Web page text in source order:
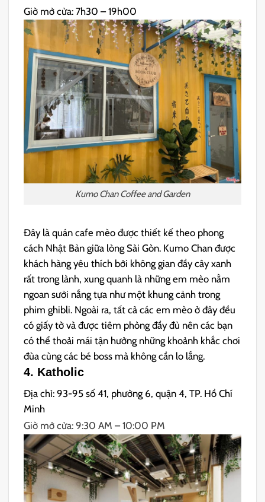
Giờ mở cửa: 7h30 – 19h00
Kumo Chan Coffee and Garden
Đây là quán cafe mèo được thiết kế theo phong
cách Nhật Bản giữa lòng Sài Gòn. Kumo Chan được
khách hàng yêu thích bởi không gian đầy cây xanh
rất trong lành, xung quanh là những em mèo nằm
ngoan sưởi nắng tựa như một khung cảnh trong
phim ghibli. Ngoài ra, tất cả các em mèo ở đây đều
có giấy tờ và được tiêm phòng đầy đủ nên các bạn
có thể thoải mái tận hưởng những khoảnh khắc chơi
đùa cùng các bé boss mà không cần lo lắng.
4. Katholic
Địa chỉ: 93-95 số 41, phường 6, quận 4, TP. Hồ Chí
Minh
Giờ mở cửa: 9:30 AM – 10:00 PM